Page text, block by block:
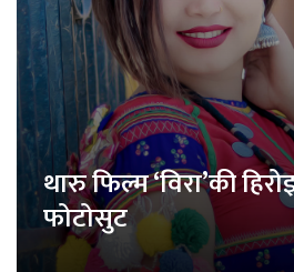
थारु फिल्म ‘विरा’की
फोटोसुट